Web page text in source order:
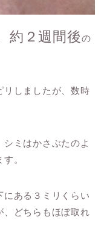
約２週間後の
リしましたが、数時
ミはかさぶたのよ
。
にある３ミリくらい
、どちらもほぼ取れ